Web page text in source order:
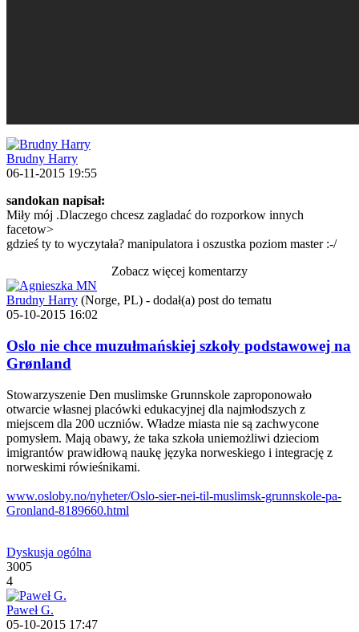
Brudny Harry
06-11-2015 19:55
sandokan napisał:
Miły mój .Dlaczego chcesz zagladać do rozporkow innych
facetow>
gdzieś ty to wyczytała? manipulatora i oszustka poziom master :-/
Zobacz więcej komentarzy
Brudny Harry (Norge, PL) - dodał(a) post do tematu
05-10-2015 16:02
Oslo nie chce muzułmańskiej szkoły podstawowej na
Grønland
Stowarzyszenie Den muslimske Grunnskole zaproponowało
otwarcie własnej placówki edukacyjnej dla najmłodszych z
miejscem dla 200 uczniów. Władze miasta nie są zachwycone
pomysłem. Mają obawy, że taka szkoła uniemożliwi dzieciom
imigrantów prawidłową naukę języka norweskiego i integrację z
norweskimi rówieśnikami.
www.osloby.no/nyheter/Oslo-sier-nei-til-muslimsk-grunnskole-pa-
Gronland-8189660.html
Dyskusja ogólna
3005
4
Paweł G.
05-10-2015 17:47